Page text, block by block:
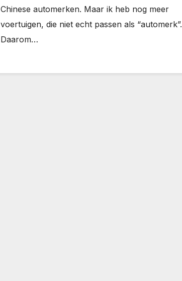
Chinese automerken. Maar ik heb nog meer
voertuigen, die niet echt passen als “automerk”.
Daarom…